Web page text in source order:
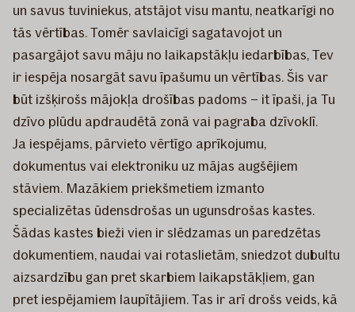
un savus tuviniekus, atstājot visu mantu, neatkarīgi no
tās vērtības. Tomēr savlaicīgi sagatavojot un
pasargājot savu māju no laikapstākļu iedarbības, Tev
ir iespēja nosargāt savu īpašumu un vērtības. Šis var
būt izšķirošs mājokļa drošības padoms – it īpaši, ja Tu
dzīvo plūdu apdraudētā zonā vai pagraba dzīvoklī.
Ja iespējams, pārvieto vērtīgo aprīkojumu,
dokumentus vai elektroniku uz mājas augšējiem
stāviem. Mazākiem priekšmetiem izmanto
specializētas ūdensdrošas un ugunsdrošas kastes.
Šādas kastes bieži vien ir slēdzamas un paredzētas
dokumentiem, naudai vai rotaslietām, sniedzot dubultu
aizsardzību gan pret skarbiem laikapstākļiem, gan
pret iespējamiem laupītājiem. Tas ir arī drošs veids, kā